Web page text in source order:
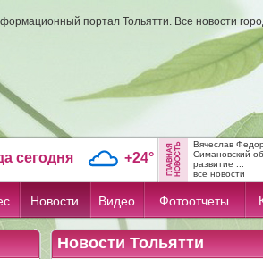
портал Тольятти. Все новости
сегодня +24°
Вячеслав
Симановский
развитие ...
все новости
Новости Видео Фотоотчеты
Новости Тольятти